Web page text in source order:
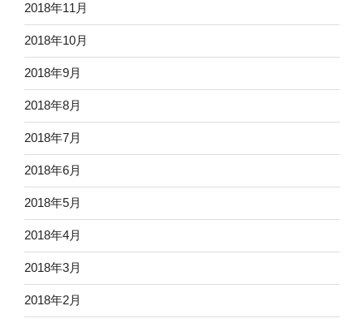
2018年11月
2018年10月
2018年9月
2018年8月
2018年7月
2018年6月
2018年5月
2018年4月
2018年3月
2018年2月